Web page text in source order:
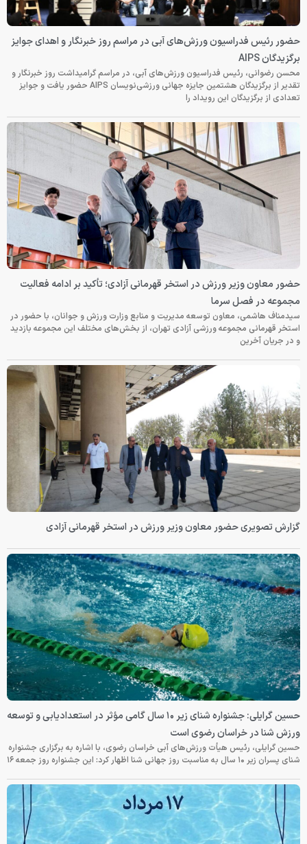
حضور رئیس فدراسیون ورزش‌های آبی در مراسم روز خبرنگار و اهدای جوایز
برگزیدگان AIPS
محسن رضوانی، رئیس فدراسیون ورزش‌های آبی، در مراسم گرامیداشت روز خبرنگار و
تقدیر از برگزیدگان هشتمین جایزه جهانی ورزشی‌نویسان AIPS حضور یافت و جوایز
تعدادی از برگزیدگان این رویداد را
حضور معاون وزیر ورزش در استخر قهرمانی آزادی؛ تأکید بر ادامه فعالیت
مجموعه در فصل سرما
سیدمناف هاشمی، معاون توسعه مدیریت و منابع وزارت ورزش و جوانان، با حضور در
استخر قهرمانی مجموعه ورزشی آزادی تهران، از بخش‌های مختلف این مجموعه بازدید
و در جریان آخرین
گزارش تصویری حضور معاون وزیر ورزش در استخر قهرمانی آزادی
حسین گرایلی: جشنواره شنای زیر ۱۰ سال گامی مؤثر در استعدادیابی و توسعه
ورزش شنا در خراسان رضوی است
حسین گرایلی، رئیس هیأت ورزش‌های آبی خراسان رضوی، با اشاره به برگزاری جشنواره
شنای پسران زیر ۱۰ سال به مناسبت روز جهانی شنا اظهار کرد: این جشنواره روز جمعه‌ ۱۶